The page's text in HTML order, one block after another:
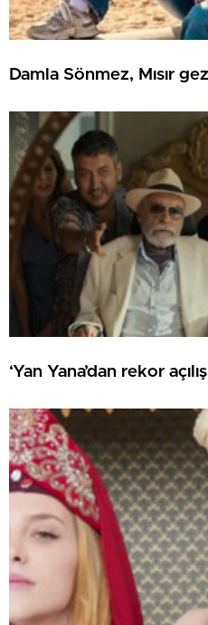
Damla Sönmez, Mısır
‘Yan Yana’dan rekor açılış